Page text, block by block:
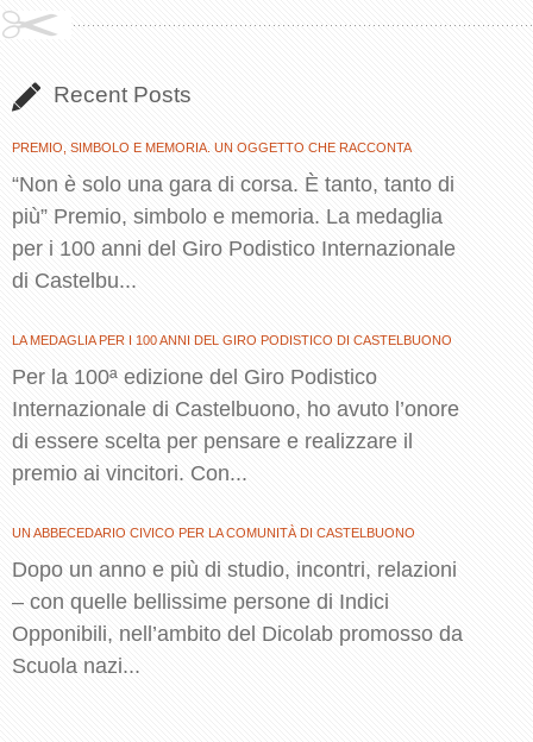
Recent Posts
PREMIO, SIMBOLO E MEMORIA. UN OGGETTO CHE RACCONTA
“Non è solo una gara di corsa. È tanto, tanto di
più” Premio, simbolo e memoria. La medaglia
per i 100 anni del Giro Podistico Internazionale
di Castelbu...
LA MEDAGLIA PER I 100 ANNI DEL GIRO PODISTICO DI CASTELBUONO
Per la 100ª edizione del Giro Podistico
Internazionale di Castelbuono, ho avuto l’onore
di essere scelta per pensare e realizzare il
premio ai vincitori. Con...
UN ABBECEDARIO CIVICO PER LA COMUNITÀ DI CASTELBUONO
Dopo un anno e più di studio, incontri, relazioni
– con quelle bellissime persone di Indici
Opponibili, nell’ambito del Dicolab promosso da
Scuola nazi...